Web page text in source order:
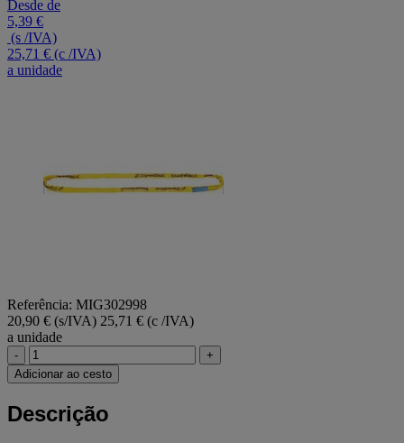
estrelas,
valor
médio
de
classificação.
mesma
página.
Desde de
5,39 €
(s /IVA)
25,71 € (c /IVA)
a unidade
Referência: MIG302998
20,90 € (s/IVA) 25,71 € (c /IVA)
a unidade
-
+
Adicionar ao cesto
Descrição